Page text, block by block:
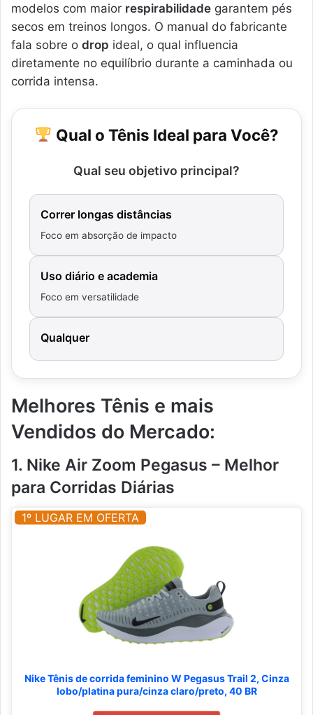
modelos com maior respirabilidade garantem pés
secos em treinos longos. O manual do fabricante
fala sobre o drop ideal, o qual influencia
diretamente no equilíbrio durante a caminhada ou
corrida intensa.
Qual o Tênis Ideal para Você?
Qual seu objetivo principal?
Correr longas distâncias
Foco em absorção de impacto
Uso diário e academia
Foco em versatilidade
Qualquer
Melhores Tênis e mais
Vendidos do Mercado:
1. Nike Air Zoom Pegasus – Melhor
para Corridas Diárias
1º LUGAR EM OFERTA
Nike Tênis de corrida feminino W Pegasus Trail 2, Cinza
lobo/platina pura/cinza claro/preto, 40 BR